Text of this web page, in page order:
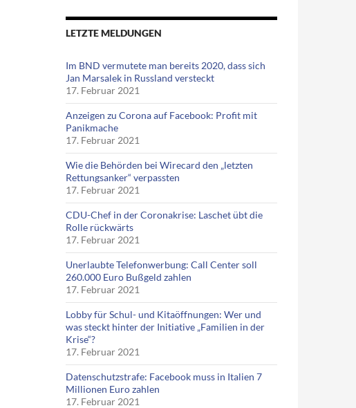
LETZTE MELDUNGEN
Im BND vermutete man bereits 2020, dass sich
Jan Marsalek in Russland versteckt
17. Februar 2021
Anzeigen zu Corona auf Facebook: Profit mit
Panikmache
17. Februar 2021
Wie die Behörden bei Wirecard den „letzten
Rettungsanker“ verpassten
17. Februar 2021
CDU-Chef in der Coronakrise: Laschet übt die
Rolle rückwärts
17. Februar 2021
Unerlaubte Telefonwerbung: Call Center soll
260.000 Euro Bußgeld zahlen
17. Februar 2021
Lobby für Schul- und Kitaöffnungen: Wer und
was steckt hinter der Initiative „Familien in der
Krise“?
17. Februar 2021
Datenschutzstrafe: Facebook muss in Italien 7
Millionen Euro zahlen
17. Februar 2021